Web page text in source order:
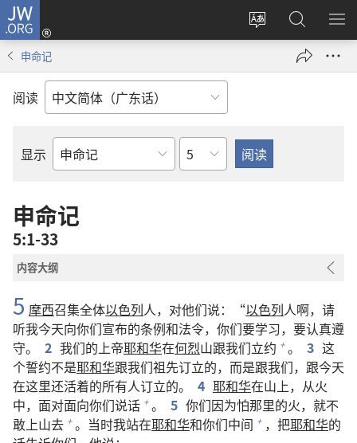
JW.ORG
更
登
录
（打
搜
索
JW.ORG
显
申命记
阅读
显示
圣
经
卷
章
申命记
5:1-33
内容大纲
5 摩西召集全体以色列人，对他们说：“以色列人啊，请
听我今天向你们宣布的条例和法令，你们要学习，要认真遵
守。
2 我们的上帝耶和华在何烈山跟我们立约 + 。 3 这
个誓约不是耶和华跟我们祖先订立的，而是跟我们，跟今天
在这里还活着的所有人订立的。
4 耶和华在山上，从火
中，面对面向你们说话 + 。 5 你们因为怕那里的火，就不
敢上山去 + 。当时我站在耶和华和你们中间 + ，把耶和华的